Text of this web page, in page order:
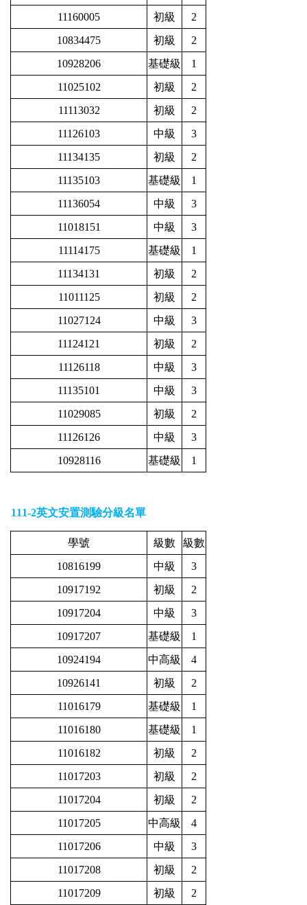
11160005
初級
2
10834475
初級
2
10928206
基礎級
1
11025102
初級
2
11113032
初級
2
11126103
中級
3
11134135
初級
2
11135103
基礎級
1
11136054
中級
3
11018151
中級
3
11114175
基礎級
1
11134131
初級
2
11011125
初級
2
11027124
中級
3
11124121
初級
2
11126118
中級
3
11135101
中級
3
11029085
初級
2
11126126
中級
3
10928116
基礎級 1
111-2英文安置測驗分級名單
學號 級數
級數
10816199
中級
3
10917192
初級
2
10917204
中級
3
10917207
基礎級
1
10924194
中高級
4
10926141
初級
2
11016179
基礎級
1
11016180
基礎級
1
11016182
初級
2
11017203
初級
2
11017204
初級
2
11017205
中高級
4
11017206
中級
3
11017208
初級
2
11017209
初級 2